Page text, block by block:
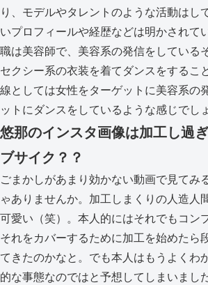
り、モデルやタレントのような活動はし
いプロフィールや経歴などは明かされて
職は美容師で、美容系の発信をしている
セクシー系の衣装を着てダンスをするこ
線としては女性をターゲットに美容系の
ットにダンスをしているような感じでし
悠那のインスタ画像は加工し過
ブサイク？？
ごまかしがあまり効かない動画で見てみ
ゃありませんか。加工しまくりの人造人
可愛い（笑）。本人的にはそれでもコン
それをカバーするために加工を始めたら
てきたのかなと。でも本人はもうよくわ
的な事態なのではと予想してしまいました